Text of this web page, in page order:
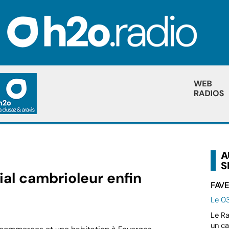
cambrioleur enfin
Le
Le
un